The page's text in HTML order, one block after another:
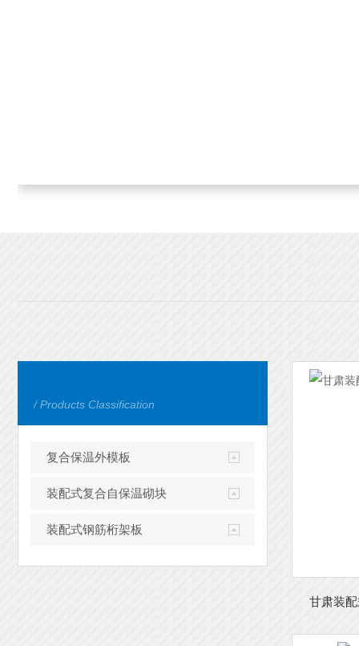
/ Products Classification
复合保温外模板
装配式复合自保温砌块
装配式钢筋桁架板
甘肃装